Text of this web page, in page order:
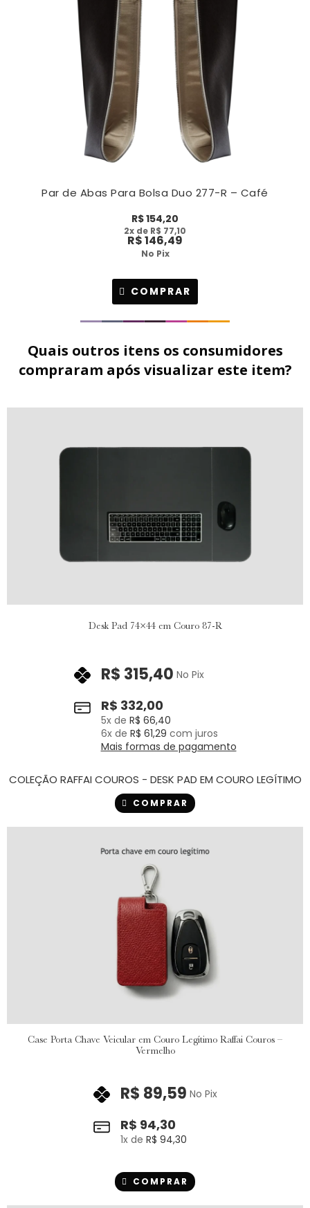
Par de Abas Para Bolsa Duo 277-R – Café
R$146,49
No Pix
R$154,20
2x de R$ 77,10
COMPRAR
Quais outros itens os consumidores
compraram após visualizar este item?
Desk Pad 74×44 em Couro 87-R
R$ 332,00
5x de R$ 66,40
6x de R$ 61,29 com juros
Mais formas de pagamento
R$ 315,40 No Pix
COLEÇÃO RAFFAI COUROS - DESK PAD EM COURO LEGÍTIMO
COMPRAR
Case Porta Chave Veicular em Couro Legítimo Raffai Couros –
Vermelho
R$ 94,30
1x de R$ 94,30
R$ 89,59 No Pix
COMPRAR